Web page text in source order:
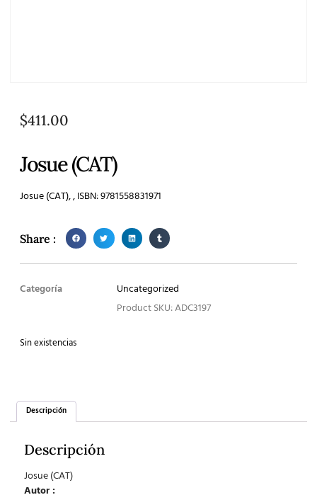
$411.00
Josue (CAT)
Josue (CAT), , ISBN: 9781558831971
Share :
Categoría
Uncategorized
Product SKU: ADC3197
Sin existencias
Descripción
Descripción
Josue (CAT)
Autor :